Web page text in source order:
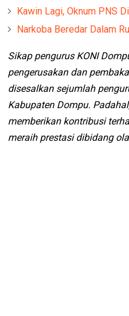
Kawin Lagi, Oknum PNS
Narkoba Beredar Dalam
Sikap pengurus KONI
pengerusakan dan
disesalkan sejumlah
Kabupaten Dompu.
memberikan kontribusi
meraih prestasi dibidang